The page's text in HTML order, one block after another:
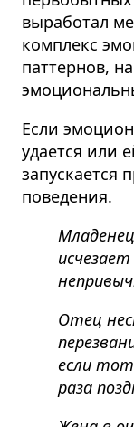
выработал
комплекс
паттернов,
Если
удается или
запускается
поведения.
Отец
если
раза